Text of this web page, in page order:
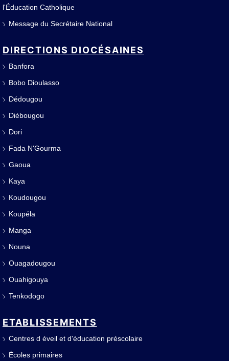
l'Éducation Catholique
Message du Secrétaire National
DIRECTIONS DIOCÉSAINES
Banfora
Bobo Dioulasso
Dédougou
Diébougou
Dori
Fada N'Gourma
Gaoua
Kaya
Koudougou
Koupéla
Manga
Nouna
Ouagadougou
Ouahigouya
Tenkodogo
ETABLISSEMENTS
Centres d éveil et d'éducation préscolaire
Écoles primaires